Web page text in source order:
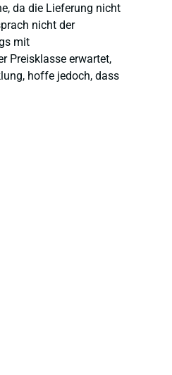
da die Lieferung nicht
nicht der
mit
Preisklasse erwartet,
hoffe jedoch, dass